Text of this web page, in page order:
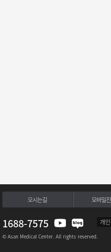
오시는길 모바일
1688-7575 개
© Asan Medical Center. All rights reserved.